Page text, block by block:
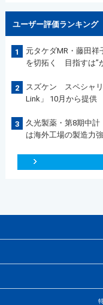
ユーザー評価ランキング
1
元タケダMR・藤田
を切拓く 目指すは”
2
スズケン スペシャ
Link」 10月から提
3
久光製薬・第8期中
は海外工場の製造力